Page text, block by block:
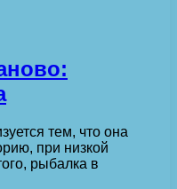
тем, что она
при низкой
рыбалка в